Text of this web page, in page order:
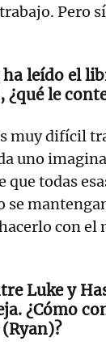
Pero
ha leído el
¿qué le
muy difícil
uno
todas
se
con el
Luke y
¿Cómo